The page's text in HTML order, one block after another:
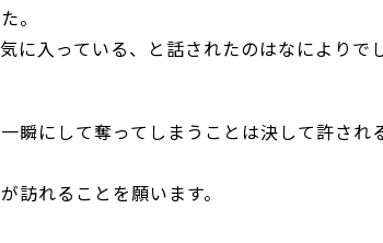
。
に入っている、と話されたのはなによりで
瞬にして奪ってしまうことは決して許され
訪れることを願います。